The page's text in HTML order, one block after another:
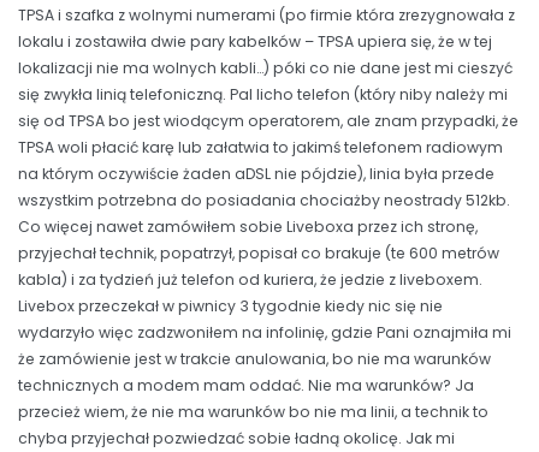
TPSA i szafka z wolnymi numerami (po firmie która zrezygnowała z
lokalu i zostawiła dwie pary kabelków – TPSA upiera się, że w tej
lokalizacji nie ma wolnych kabli…) póki co nie dane jest mi cieszyć
się zwykła linią telefoniczną. Pal licho telefon (który niby należy mi
się od TPSA bo jest wiodącym operatorem, ale znam przypadki, że
TPSA woli płacić karę lub załatwia to jakimś telefonem radiowym
na którym oczywiście żaden aDSL nie pójdzie), linia była przede
wszystkim potrzebna do posiadania chociażby neostrady 512kb.
Co więcej nawet zamówiłem sobie Liveboxa przez ich stronę,
przyjechał technik, popatrzył, popisał co brakuje (te 600 metrów
kabla) i za tydzień już telefon od kuriera, że jedzie z liveboxem.
Livebox przeczekał w piwnicy 3 tygodnie kiedy nic się nie
wydarzyło więc zadzwoniłem na infolinię, gdzie Pani oznajmiła mi
że zamówienie jest w trakcie anulowania, bo nie ma warunków
technicznych a modem mam oddać. Nie ma warunków? Ja
przecież wiem, że nie ma warunków bo nie ma linii, a technik to
chyba przyjechał pozwiedzać sobie ładną okolicę. Jak mi